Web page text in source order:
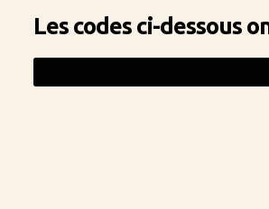
Les codes ci-dessous